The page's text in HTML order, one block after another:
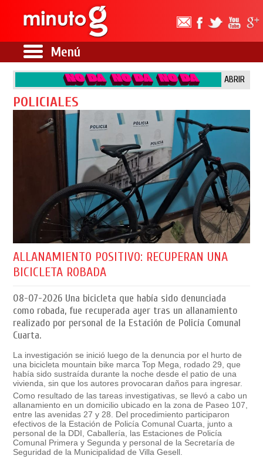
Menú
ABRIR
POLICIALES
ALLANAMIENTO POSITIVO: RECUPERAN UNA
BICICLETA ROBADA
08-07-2026 Una bicicleta que había sido denunciada
como robada, fue recuperada ayer tras un allanamiento
realizado por personal de la Estación de Policía Comunal
Cuarta.
La investigación se inició luego de la denuncia por el hurto de
una bicicleta mountain bike marca Top Mega, rodado 29, que
había sido sustraída durante la noche desde el patio de una
vivienda, sin que los autores provocaran daños para ingresar.
Como resultado de las tareas investigativas, se llevó a cabo un
allanamiento en un domicilio ubicado en la zona de Paseo 107,
entre las avenidas 27 y 28. Del procedimiento participaron
efectivos de la Estación de Policía Comunal Cuarta, junto a
personal de la DDI, Caballería, las Estaciones de Policía
Comunal Primera y Segunda y personal de la Secretaría de
Seguridad de la Municipalidad de Villa Gesell.